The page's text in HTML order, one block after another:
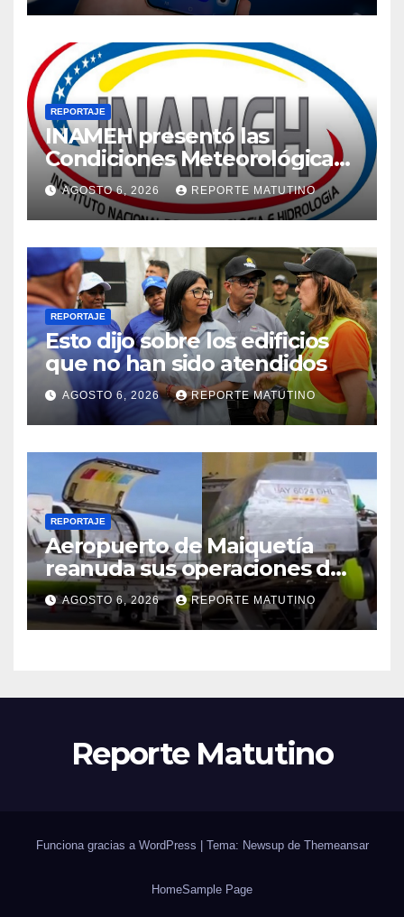
REPORTAJE
INAMEH presentó las
Condiciones Meteorológicas
para las próximas 24 horas,
de este jueves 6 de agosto
2026
AGOSTO 6, 2026 REPORTE MATUTINO
REPORTAJE
Esto dijo sobre los edificios
que no han sido atendidos
AGOSTO 6, 2026 REPORTE MATUTINO
REPORTAJE
Aeropuerto de Maiquetía
reanuda sus operaciones de
carga con primer vuelo
desde Panamá
AGOSTO 6, 2026 REPORTE MATUTINO
Reporte Matutino
Funciona gracias a WordPress Tema: Newsup de Themeansar
HomeSample Page